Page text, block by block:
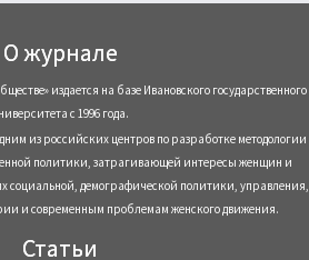
О журнале
издается на базе Ивановского государственного
с 1996 года.
из российских центров по разработке методологии
политики, затрагивающей интересы женщин и
социальной, демографической политики, управления,
и современным проблемам женского движения.
Статьи